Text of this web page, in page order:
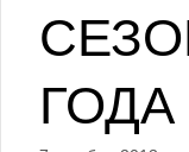
ГОДА